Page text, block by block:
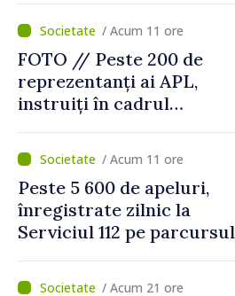
/ Acum 11 ore
FOTO // Peste 200 de
reprezentanți ai APL,
instruiți în cadrul
Mediu privind aplicarea a
două regulamente din
domeniu
/ Acum 11 ore
Peste 5 600 de apeluri,
înregistrate zilnic la
Serviciul 112 pe parcursul
cetățeni au solicitat
/ Acum 21 ore